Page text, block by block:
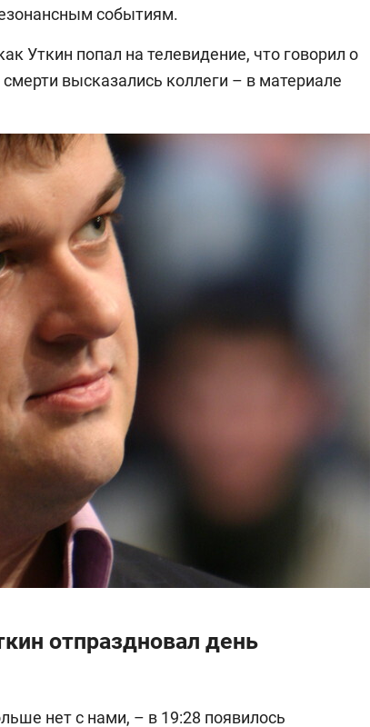
событиям.
Уткин попал на телевидение, что говорил о
смерти высказались коллеги – в материале
отпраздновал день
нет с нами, – в 19:28 появилось